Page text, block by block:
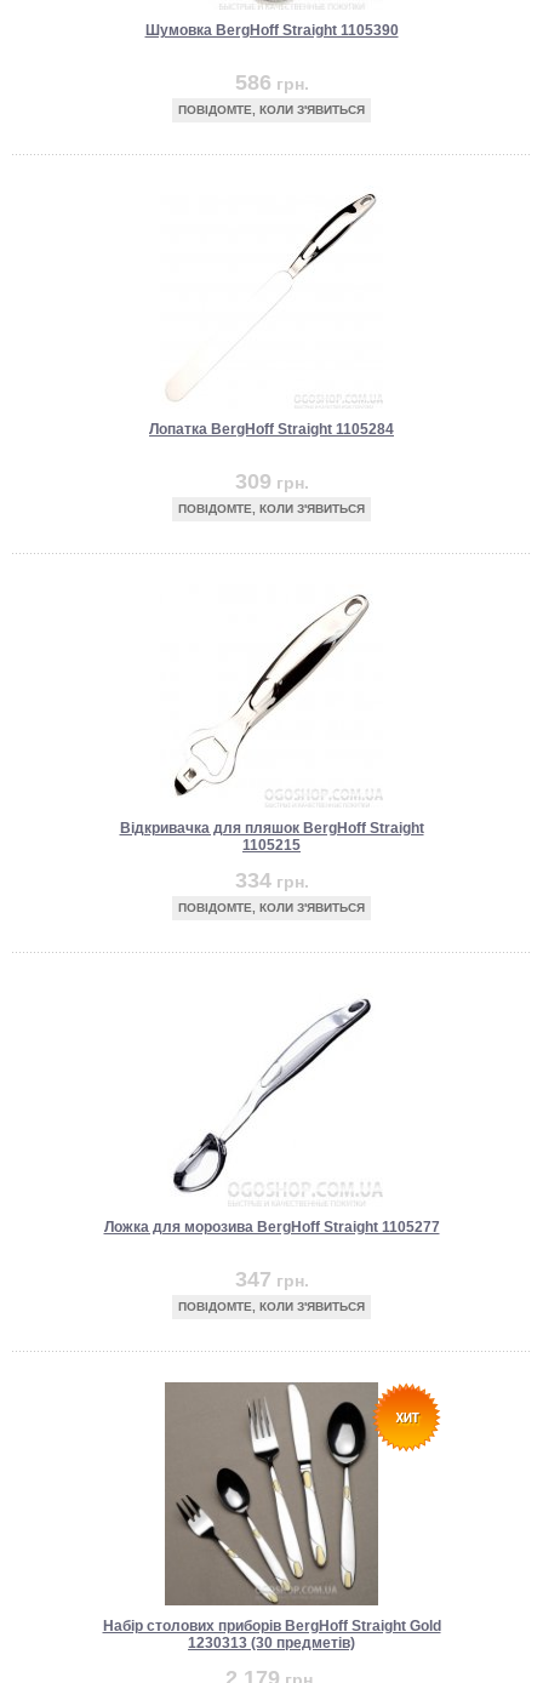
Шумовка BergHoff Straight 1105390
586 грн.
ПОВІДОМТЕ, КОЛИ З'ЯВИТЬСЯ
Лопатка BergHoff Straight 1105284
309 грн.
ПОВІДОМТЕ, КОЛИ З'ЯВИТЬСЯ
Відкривачка для пляшок BergHoff Straight
1105215
334 грн.
ПОВІДОМТЕ, КОЛИ З'ЯВИТЬСЯ
Ложка для морозива BergHoff Straight 1105277
347 грн.
ПОВІДОМТЕ, КОЛИ З'ЯВИТЬСЯ
Набір столових приборів BergHoff Straight Gold
1230313 (30 предметів)